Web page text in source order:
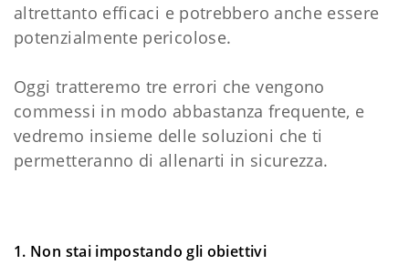
altrettanto efficaci e potrebbero anche essere
potenzialmente pericolose.
Oggi tratteremo tre errori che vengono
commessi in modo abbastanza frequente, e
vedremo insieme delle soluzioni che ti
permetteranno di allenarti in sicurezza.
1. Non stai impostando gli obiettivi